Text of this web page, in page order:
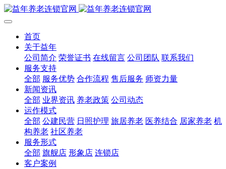
首页
关于益年
公司简介 荣誉证书 在线留言 公司团队 联系我们
服务支持
全部 服务优势 合作流程 售后服务 师资力量
新闻资讯
全部 业界资讯 养老政策 公司动态
运作模式
全部 公建民营 日照护理 旅居养老 医养结合 居家养老 机
构养老 社区养老
服务形式
全部 旗舰店 形象店 连锁店
客户案例